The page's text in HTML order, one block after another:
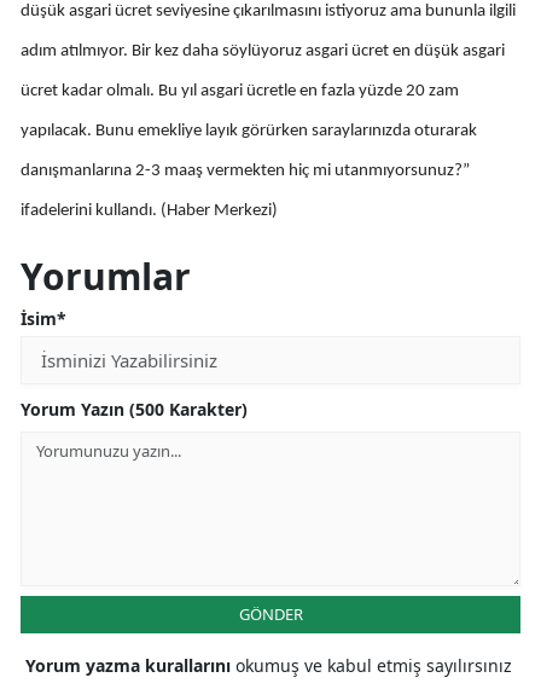
Kırşehir
Kocaeli
Niğde
Ordu
düşük asgari ücret seviyesine çıkarılmasını istiyoruz ama bununla ilgili
adım atılmıyor. Bir kez daha söylüyoruz asgari ücret en düşük asgari
ücret kadar olmalı. Bu yıl asgari ücretle en fazla yüzde 20 zam
yapılacak. Bunu emekliye layık görürken saraylarınızda oturarak
danışmanlarına 2-3 maaş vermekten hiç mi utanmıyorsunuz?”
ifadelerini kullandı. (Haber Merkezi)
Yorumlar
İsim*
Yorum Yazın (500 Karakter)
GÖNDER
Yorum yazma kurallarını okumuş ve kabul etmiş sayılırsınız